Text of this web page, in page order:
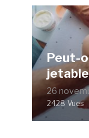
Peut-
26
2428 Vues